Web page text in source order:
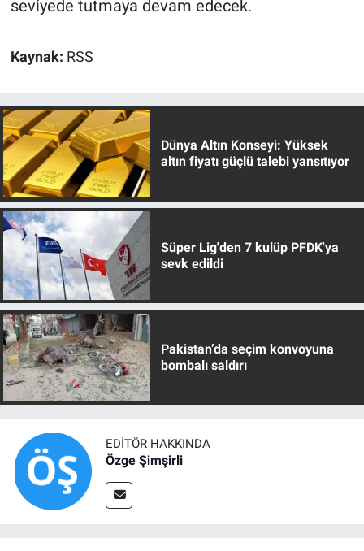
seviyede tutmaya devam edecek.
Kaynak: RSS
Dünya Altın Konseyi: Yüksek
altın fiyatı güçlü talebi yansıtıyor
Süper Lig'den 7 kulüp PFDK'ya
sevk edildi
Pakistan’da seçim konvoyuna
bombalı saldırı
EDITÖR HAKKINDA
Özge Şimşirli